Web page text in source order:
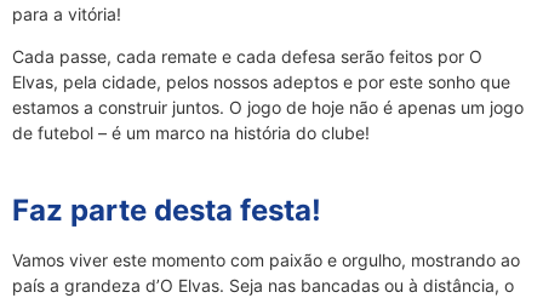
para a vitória!
Cada passe, cada remate e cada defesa serão feitos por O
Elvas, pela cidade, pelos nossos adeptos e por este sonho que
estamos a construir juntos. O jogo de hoje não é apenas um jogo
de futebol – é um marco na história do clube!
Faz parte desta festa!
Vamos viver este momento com paixão e orgulho, mostrando ao
país a grandeza d’O Elvas. Seja nas bancadas ou à distância, o